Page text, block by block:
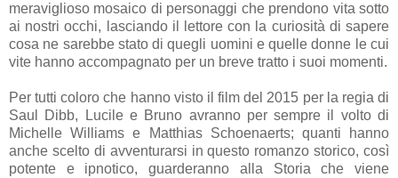
meraviglioso mosaico di personaggi che prendono vita sotto
ai nostri occhi, lasciando il lettore con la curiosità di sapere
cosa ne sarebbe stato di quegli uomini e quelle donne le cui
vite hanno accompagnato per un breve tratto i suoi momenti.
Per tutti coloro che hanno visto il film del 2015 per la regia di
Saul Dibb, Lucile e Bruno avranno per sempre il volto di
Michelle Williams e Matthias Schoenaerts; quanti hanno
anche scelto di avventurarsi in questo romanzo storico, così
potente e ipnotico, guarderanno alla Storia che viene